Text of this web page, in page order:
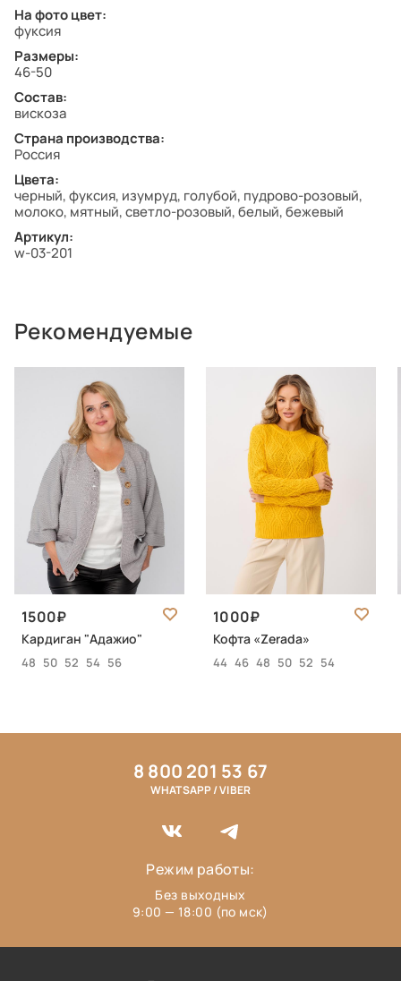
На фото цвет:
фуксия
Размеры:
46-50
Состав:
вискоза
Страна производства:
Россия
Цвета:
черный, фуксия, изумруд, голубой, пудрово-розовый,
молоко, мятный, светло-розовый, белый, бежевый
Артикул:
w-03-201
Рекомендуемые
1500
Кардиган "Адажио"
48 50 52 54 56
1000
Кофта «Zerada»
44 46 48 50 52 54
8 800 201 53 67
WHATSAPP / VIBER
Режим работы:
Без выходных
9:00 — 18:00 (по мск)